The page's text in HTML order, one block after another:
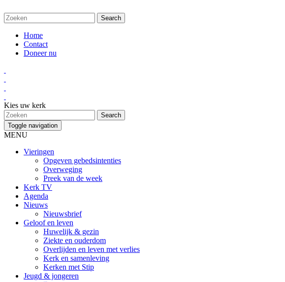
Home
Contact
Doneer nu
Kies uw kerk
Toggle navigation
MENU
Vieringen
Opgeven gebedsintenties
Overweging
Preek van de week
Kerk TV
Agenda
Nieuws
Nieuwsbrief
Geloof en leven
Huwelijk & gezin
Ziekte en ouderdom
Overlijden en leven met verlies
Kerk en samenleving
Kerken met Stip
Jeugd & jongeren